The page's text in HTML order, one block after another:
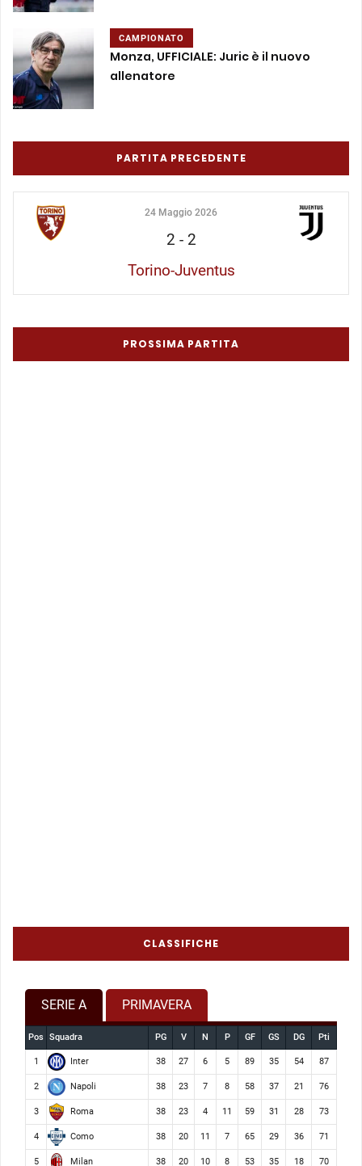
CAMPIONATO
Monza, UFFICIALE: Juric è il nuovo
allenatore
PARTITA PRECEDENTE
24 Maggio 2026
2 - 2
Torino-Juventus
PROSSIMA PARTITA
CLASSIFICHE
SERIE A PRIMAVERA
Pos Squadra PG V N P GF GS DG Pti
1 Inter 38 27 6 5 89 35 54 87
2 Napoli 38 23 7 8 58 37 21 76
3 Roma 38 23 4 11 59 31 28 73
4 Como 38 20 11 7 65 29 36 71
5 Milan 38 20 10 8 53 35 18 70